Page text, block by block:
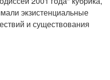
экзистенциальные
и существования